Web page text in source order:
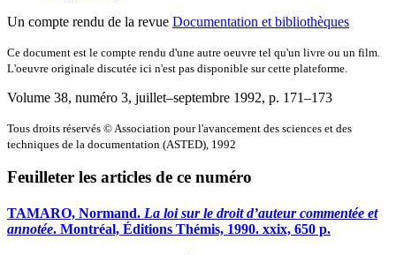
Un compte rendu de la revue Documentation et bibliothèques
Ce document est le compte rendu d'une autre oeuvre tel qu'un livre ou un film.
L'oeuvre originale discutée ici n'est pas disponible sur cette plateforme.
Volume 38, numéro 3, juillet–septembre 1992, p. 171–173
Tous droits réservés © Association pour l'avancement des sciences et des
techniques de la documentation (ASTED), 1992
Feuilleter les articles de ce numéro
TAMARO, Normand. La loi sur le droit d’auteur commentée et
annotée. Montréal, Éditions Thémis, 1990. xxix, 650 p.